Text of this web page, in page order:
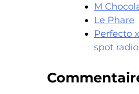
M
Le Phare
Perfecto
spot